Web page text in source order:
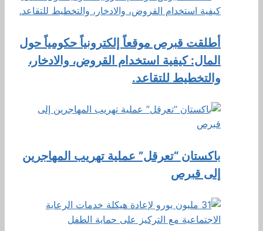
أطلقت قبرص موقعاً إلكترونياً حكومياً حول
المال: كيفية استخدام القروض، والادخار،
والتخطيط للتقاعد.
باكستان “تعرقل” عملية تهريب المهاجرين
إلى قبرص